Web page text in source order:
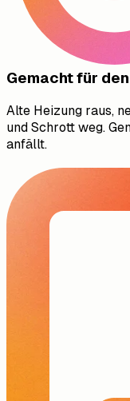
Gemacht für
Alte Heizung raus,
und Schrott weg.
anfällt.